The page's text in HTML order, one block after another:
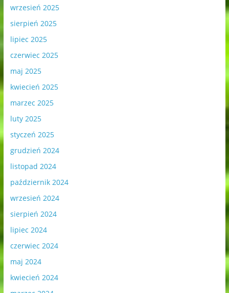
wrzesień 2025
sierpień 2025
lipiec 2025
czerwiec 2025
maj 2025
kwiecień 2025
marzec 2025
luty 2025
styczeń 2025
grudzień 2024
listopad 2024
październik 2024
wrzesień 2024
sierpień 2024
lipiec 2024
czerwiec 2024
maj 2024
kwiecień 2024